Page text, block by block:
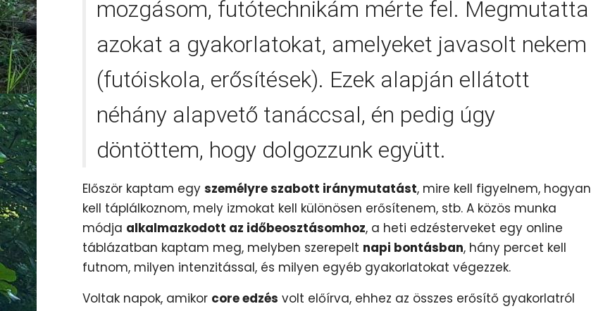
mozgásom, futótechnikám mérte fel. Megmutatta
azokat a gyakorlatokat, amelyeket javasolt nekem
(futóiskola, erősítések). Ezek alapján ellátott
néhány alapvető tanáccsal, én pedig úgy
döntöttem, hogy dolgozzunk együtt.
Először kaptam egy személyre szabott iránymutatást, mire kell figyelnem, hogyan
kell táplálkoznom, mely izmokat kell különösen erősítenem, stb. A közös munka
módja alkalmazkodott az időbeosztásomhoz, a heti edzésterveket egy online
táblázatban kaptam meg, melyben szerepelt napi bontásban, hány percet kell
futnom, milyen intenzitással, és milyen egyéb gyakorlatokat végezzek.
Voltak napok, amikor core edzés volt előírva, ehhez az összes erősítő gyakorlatról